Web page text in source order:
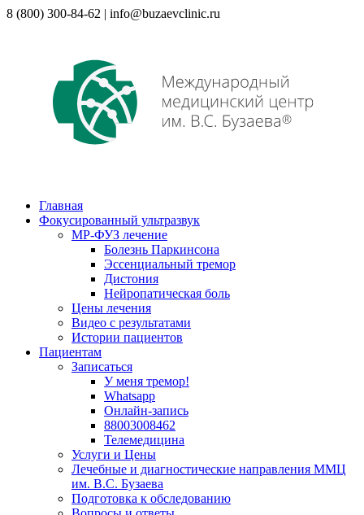
8 (800) 300-84-62 | info@buzaevclinic.ru
Главная
Фокусированный ультразвук
МР-ФУЗ лечение
Болезнь Паркинсона
Эссенциальный тремор
Дистония
Нейропатическая боль
Цены лечения
Видео с результатами
Истории пациентов
Пациентам
Записаться
У меня тремор!
Whatsapp
Онлайн-запись
88003008462
Телемедицина
Услуги и Цены
Лечебные и диагностические направления ММЦ
им. В.С. Бузаева
Подготовка к обследованию